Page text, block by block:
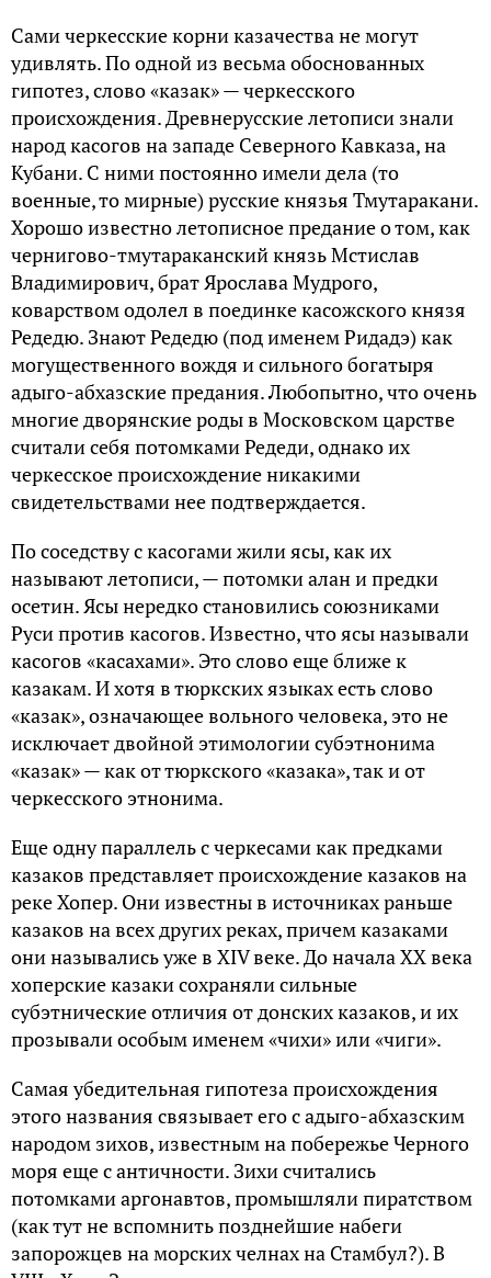
Сами черкесские корни казачества не могут
удивлять. По одной из весьма обоснованных
гипотез, слово «казак» — черкесского
происхождения. Древнерусские летописи знали
народ касогов на западе Северного Кавказа, на
Кубани. С ними постоянно имели дела (то
военные, то мирные) русские князья Тмутаракани.
Хорошо известно летописное предание о том, как
чернигово-тмутараканский князь Мстислав
Владимирович, брат Ярослава Мудрого,
коварством одолел в поединке касожского князя
Редедю. Знают Редедю (под именем Ридадэ) как
могущественного вождя и сильного богатыря
адыго-абхазские предания. Любопытно, что очень
многие дворянские роды в Московском царстве
считали себя потомками Редеди, однако их
черкесское происхождение никакими
свидетельствами нее подтверждается.
По соседству с касогами жили ясы, как их
называют летописи, — потомки алан и предки
осетин. Ясы нередко становились союзниками
Руси против касогов. Известно, что ясы называли
касогов «касахами». Это слово еще ближе к
казакам. И хотя в тюркских языках есть слово
«казак», означающее вольного человека, это не
исключает двойной этимологии субэтнонима
«казак» — как от тюркского «казака», так и от
черкесского этнонима.
Еще одну параллель с черкесами как предками
казаков представляет происхождение казаков на
реке Хопер. Они известны в источниках раньше
казаков на всех других реках, причем казаками
они назывались уже в XIV веке. До начала XX века
хоперские казаки сохраняли сильные
субэтнические отличия от донских казаков, и их
прозывали особым именем «чихи» или «чиги».
Самая убедительная гипотеза происхождения
этого названия связывает его с адыго-абхазским
народом зихов, известным на побережье Черного
моря еще с античности. Зихи считались
потомками аргонавтов, промышляли пиратством
(как тут не вспомнить позднейшие набеги
запорожцев на морских челнах на Стамбул?). В